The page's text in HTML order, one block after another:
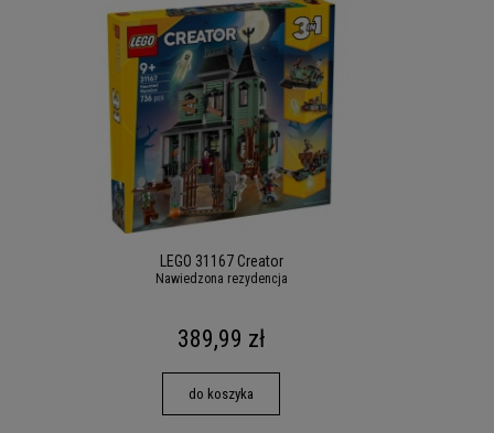
LEGO 31167 Creator
Nawiedzona rezydencja
389,99 zł
do koszyka